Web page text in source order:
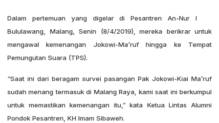
Dalam pertemuan yang digelar di Pesantren An-Nur I
Bululawang, Malang, Senin (8/4/2019), mereka berikrar untuk
mengawal kemenangan Jokowi-Ma’ruf hingga ke Tempat
Pemungutan Suara (TPS).
“Saat ini dari beragam survei pasangan Pak Jokowi-Kiai Ma’ruf
sudah menang termasuk di Malang Raya, kami saat ini berkumpul
untuk memastikan kemenangan itu,” kata Ketua Lintas Alumni
Pondok Pesantren, KH Imam Sibaweh.